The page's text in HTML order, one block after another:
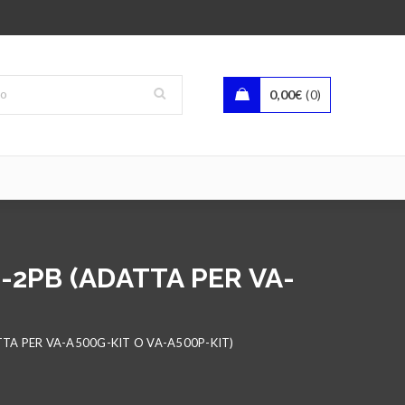
0,00€ 0
(ADATTA PER VA-
PER VA-A500G-KIT O VA-A500P-KIT)